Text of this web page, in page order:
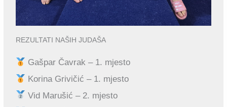
REZULTATI NAŠIH JUDAŠA
Gašpar Čavrak – 1. mjesto
Korina Grivičić – 1. mjesto
Vid Marušić – 2. mjesto